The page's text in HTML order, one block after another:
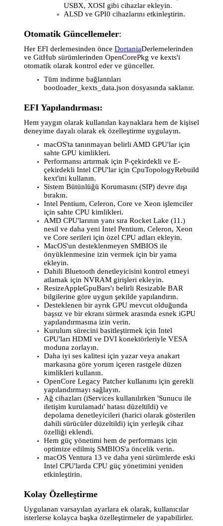
USBX, XOSI gibi cihazlar ekleyin.
ALSD ve GPI0 cihazlarını etkinleştirin.
Otomatik Güncellemeler:
Her EFI derlemesinden önce DortaniaDerlemelerinden
ve GitHub sürümlerinden OpenCorePkg ve kexts'i
otomatik olarak kontrol eder ve günceller.
Tüm indirme bağlantıları
bootloader_kexts_data.json dosyasında saklanır.
EFI Yapılandırması:
Hem yaygın olarak kullanılan kaynaklara hem de kişisel
deneyime dayalı olarak ek özelleştirme uygulayın.
macOS'ta tanınmayan belirli AMD GPU'lar için
sahte GPU kimlikleri.
Performansı artırmak için P-çekirdekli ve E-
çekirdekli Intel CPU'lar için CpuTopologyRebuild
kext'ini kullanın.
Sistem Bütünlüğü Korumasını (SIP) devre dışı
bırakın.
Intel Pentium, Celeron, Core ve Xeon işlemciler
için sahte CPU kimlikleri.
AMD CPU'larının yanı sıra Rocket Lake (11.)
nesil ve daha yeni Intel Pentium, Celeron, Xeon
ve Core serileri için özel CPU adları ekleyin.
MacOS'un desteklenmeyen SMBIOS ile
önyüklenmesine izin vermek için bir yama
ekleyin.
Dahili Bluetooth denetleyicisini kontrol etmeyi
atlamak için NVRAM girişleri ekleyin.
ResizeAppleGpuBars'ı belirli Resizable BAR
bilgilerine göre uygun şekilde yapılandırın.
Desteklenen bir ayrık GPU mevcut olduğunda
başsız ve bir ekranı sürmek arasında esnek iGPU
yapılandırmasına izin verin.
Kurulum sürecini basitleştirmek için Intel
GPU'ları HDMI ve DVI konektörleriyle VESA
moduna zorlayın.
Daha iyi ses kalitesi için yazar veya anakart
markasına göre yorum içeren rastgele düzen
kimlikleri kullanın.
OpenCore Legacy Patcher kullanımı için gerekli
yapılandırmayı sağlayın.
Ağ cihazları (iServices kullanılırken 'Sunucu ile
iletişim kurulamadı' hatası düzeltildi) ve
depolama denetleyicileri (harici olarak gösterilen
dahili sürücüler düzeltildi) için yerleşik cihaz
özelliği eklendi.
Hem güç yönetimi hem de performans için
optimize edilmiş SMBIOS'a öncelik verin.
macOS Ventura 13 ve daha yeni sürümlerde eski
Intel CPU'larda CPU güç yönetimini yeniden
etkinleştirin.
Kolay Özelleştirme
Uygulanan varsayılan ayarlara ek olarak, kullanıcılar
isterlerse kolayca başka özelleştirmeler de yapabilirler.